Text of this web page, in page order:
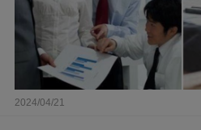
2024/04/21